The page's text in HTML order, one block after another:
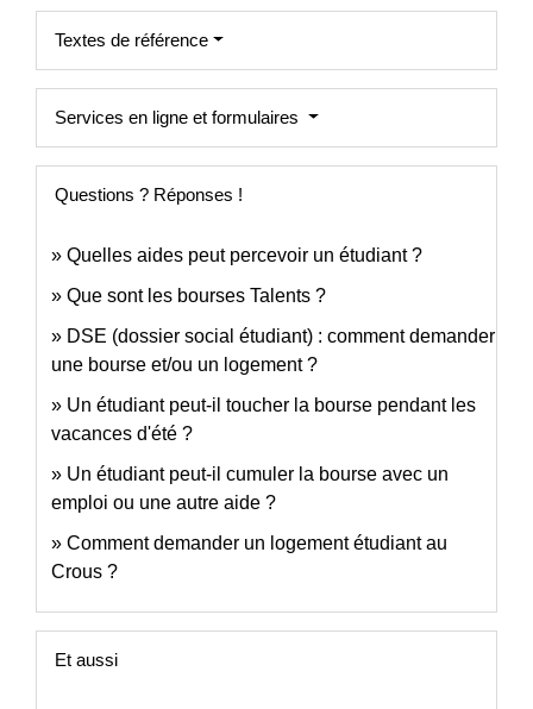
Textes de référence
Services en ligne et formulaires
Questions ? Réponses !
Quelles aides peut percevoir un étudiant ?
Que sont les bourses Talents ?
DSE (dossier social étudiant) : comment demander
une bourse et/ou un logement ?
Un étudiant peut-il toucher la bourse pendant les
vacances d'été ?
Un étudiant peut-il cumuler la bourse avec un
emploi ou une autre aide ?
Comment demander un logement étudiant au
Crous ?
Et aussi